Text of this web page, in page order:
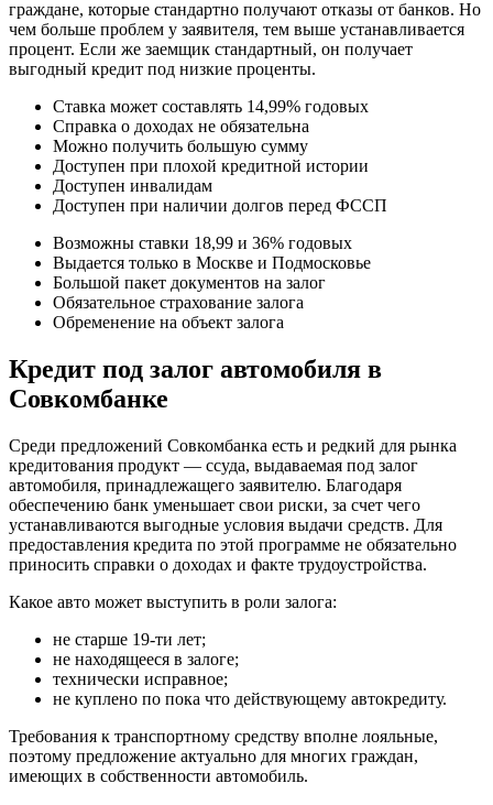
граждане, которые стандартно получают отказы от банков. Но
чем больше проблем у заявителя, тем выше устанавливается
процент. Если же заемщик стандартный, он получает
выгодный кредит под низкие проценты.
Ставка может составлять 14,99% годовых
Справка о доходах не обязательна
Можно получить большую сумму
Доступен при плохой кредитной истории
Доступен инвалидам
Доступен при наличии долгов перед ФССП
Возможны ставки 18,99 и 36% годовых
Выдается только в Москве и Подмосковье
Большой пакет документов на залог
Обязательное страхование залога
Обременение на объект залога
Кредит под залог автомобиля в
Совкомбанке
Среди предложений Совкомбанка есть и редкий для рынка
кредитования продукт — ссуда, выдаваемая под залог
автомобиля, принадлежащего заявителю. Благодаря
обеспечению банк уменьшает свои риски, за счет чего
устанавливаются выгодные условия выдачи средств. Для
предоставления кредита по этой программе не обязательно
приносить справки о доходах и факте трудоустройства.
Какое авто может выступить в роли залога:
не старше 19-ти лет;
не находящееся в залоге;
технически исправное;
не куплено по пока что действующему автокредиту.
Требования к транспортному средству вполне лояльные,
поэтому предложение актуально для многих граждан,
имеющих в собственности автомобиль.